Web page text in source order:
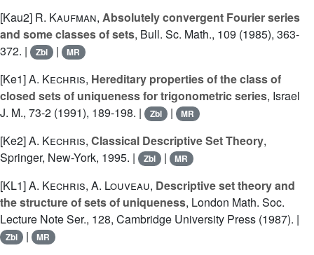
[Kau2] R. Kaufman, Absolutely convergent Fourier series
and some classes of sets, Bull. Sc. Math., 109 (1985), 363-
372. |
Zbl | MR
[Ke1]A. Kechris, Hereditary properties of the class of
closed sets of uniqueness for trigonometric series, Israel
J. M., 73-2 (1991), 189-198. |
Zbl | MR
[Ke2]A. Kechris, Classical Descriptive Set Theory,
Springer, New-York, 1995. |
Zbl | MR
[KL1]A. Kechris, A. Louveau, Descriptive set theory and
the structure of sets of uniqueness, London Math. Soc.
Lecture Note Ser., 128, Cambridge University Press (1987). |
Zbl | MR